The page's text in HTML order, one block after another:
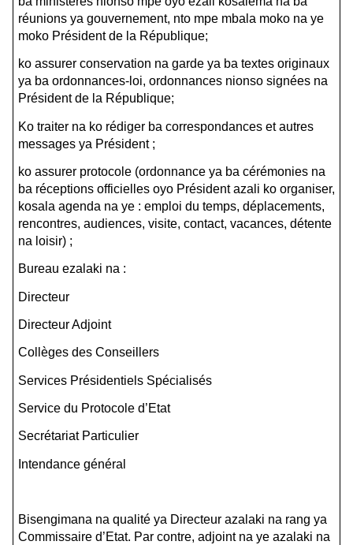
réunions ya gouvernement, nto mpe mbala moko na ye
moko Président de la République;
ko assurer conservation na garde ya ba textes originaux
ya ba ordonnances-loi, ordonnances nionso signées na
Président de la République;
Ko traiter na ko rédiger ba correspondances et autres
messages ya Président ;
ko assurer protocole (ordonnance ya ba cérémonies na
ba réceptions officielles oyo Président azali ko organiser,
kosala agenda na ye : emploi du temps, déplacements,
rencontres, audiences, visite, contact, vacances, détente
na loisir) ;
Bureau ezalaki na :
Directeur
Directeur Adjoint
Collèges des Conseillers
Services Présidentiels Spécialisés
Service du Protocole d’Etat
Secrétariat Particulier
Intendance général
Bisengimana na qualité ya Directeur azalaki na rang ya
Commissaire d’Etat. Par contre, adjoint na ye azalaki na